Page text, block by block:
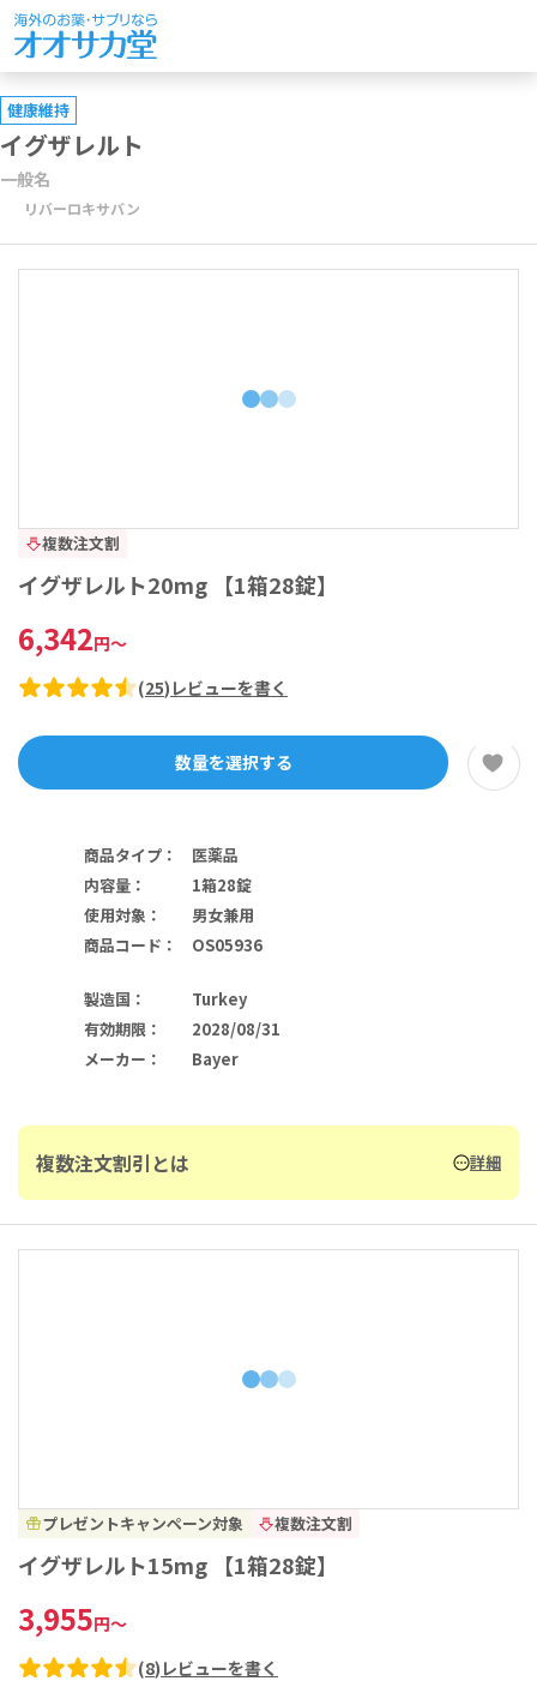
健康維持
イグザレルト
一般名
リバーロキサバン
複数注文割
イグザレルト20mg 【1箱28錠】
6,342円～
(25) レビューを書く
数量を選択する
商品タイプ ：
医薬品
内容量 ：
1箱28錠
使用対象 ：
男女兼用
商品コード ： OS05936
製造国 ：
Turkey
有効期限 ：
2028/08/31
メーカー ： Bayer
複数注文割引とは 詳細
プレゼントキャンペーン対象 複数注文割
イグザレルト15mg 【1箱28錠】
3,955円～
(8) レビューを書く